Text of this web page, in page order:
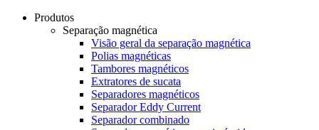
Produtos
Separação magnética
Visão geral da separação magnética
Polias magnéticas
Tambores magnéticos
Extratores de sucata
Separadores magnéticos
Separador Eddy Current
Separador combinado